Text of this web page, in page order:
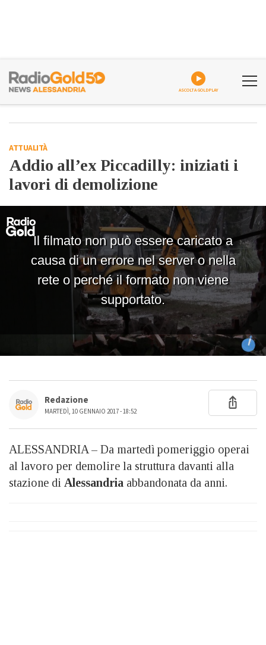
ASCOLTA GOLDPLAY
ATTUALITÀ
Addio all’ex Piccadilly: iniziati i
lavori di demolizione
Redazione
MARTEDÌ, 10 GENNAIO 2017 - 18:52
ALESSANDRIA – Da martedì pomeriggio operai
al lavoro per demolire la struttura davanti alla
stazione di Alessandria abbandonata da anni.